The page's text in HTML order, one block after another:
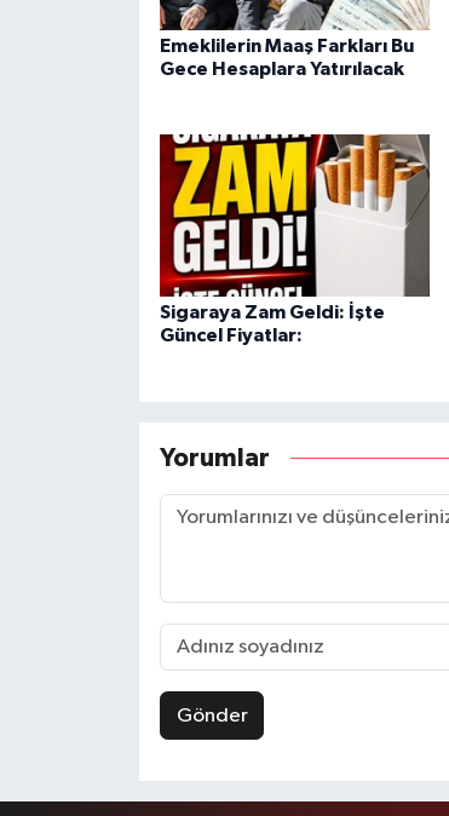
Emeklilerin Maaş Farkları Bu
Gece Hesaplara Yatırılacak
Sigaraya Zam Geldi: İşte
Güncel Fiyatlar:
Yorumlar
Gönder